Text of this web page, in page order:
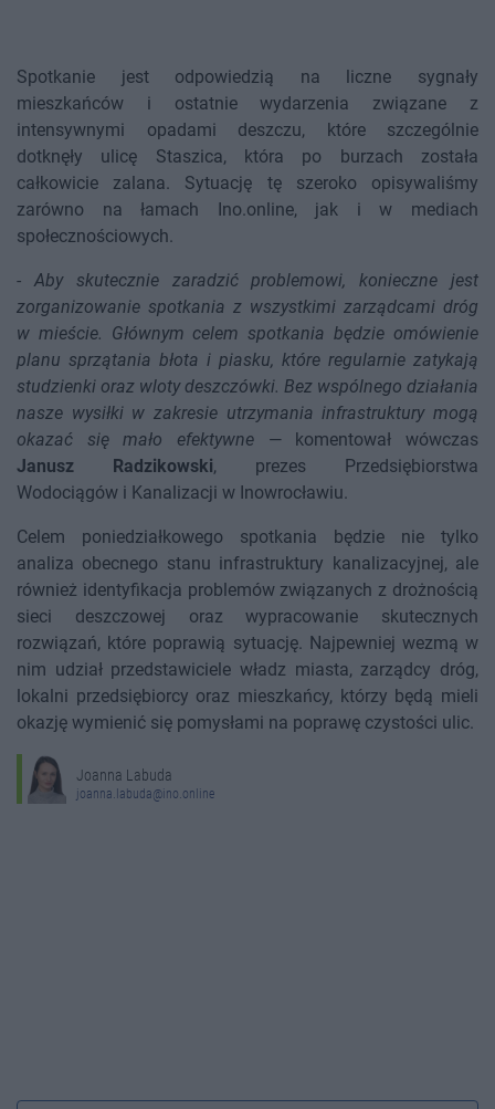
Spotkanie jest odpowiedzią na liczne sygnały
mieszkańców i ostatnie wydarzenia związane z
intensywnymi opadami deszczu, które szczególnie
dotknęły ulicę Staszica, która po burzach została
całkowicie zalana. Sytuację tę szeroko opisywaliśmy
zarówno na łamach Ino.online, jak i w mediach
społecznościowych.
- Aby skutecznie zaradzić problemowi, konieczne jest
zorganizowanie spotkania z wszystkimi zarządcami dróg
w mieście. Głównym celem spotkania będzie omówienie
planu sprzątania błota i piasku, które regularnie zatykają
studzienki oraz wloty deszczówki. Bez wspólnego działania
nasze wysiłki w zakresie utrzymania infrastruktury mogą
okazać się mało efektywne — komentował wówczas
Janusz Radzikowski, prezes Przedsiębiorstwa
Wodociągów i Kanalizacji w Inowrocławiu.
Celem poniedziałkowego spotkania będzie nie tylko
analiza obecnego stanu infrastruktury kanalizacyjnej, ale
również identyfikacja problemów związanych z drożnością
sieci deszczowej oraz wypracowanie skutecznych
rozwiązań, które poprawią sytuację. Najpewniej wezmą w
nim udział przedstawiciele władz miasta, zarządcy dróg,
lokalni przedsiębiorcy oraz mieszkańcy, którzy będą mieli
okazję wymienić się pomysłami na poprawę czystości ulic.
Joanna Labuda
joanna.labuda@ino.online